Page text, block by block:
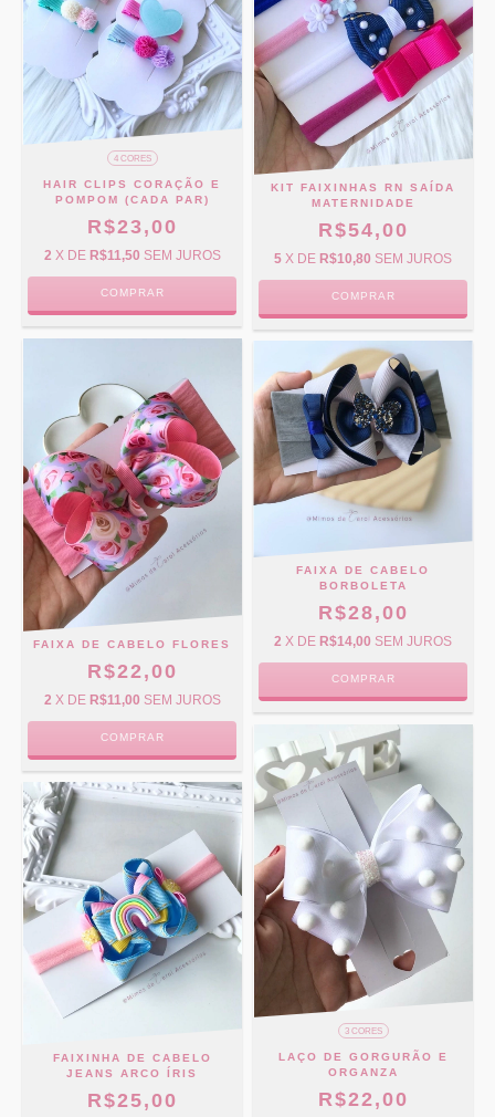
4 CORES
HAIR CLIPS CORAÇÃO E
POMPOM (CADA PAR)
R$23,00
2 X DE R$11,50 SEM JUROS
COMPRAR
KIT FAIXINHAS RN SAÍDA
MATERNIDADE
R$54,00
5 X DE R$10,80 SEM JUROS
COMPRAR
FAIXA DE CABELO FLORES
R$22,00
2 X DE R$11,00 SEM JUROS
COMPRAR
FAIXA DE CABELO
BORBOLETA
R$28,00
2 X DE R$14,00 SEM JUROS
COMPRAR
FAIXINHA DE CABELO
JEANS ARCO ÍRIS
R$25,00
3 CORES
LAÇO DE GORGURÃO E
ORGANZA
R$22,00